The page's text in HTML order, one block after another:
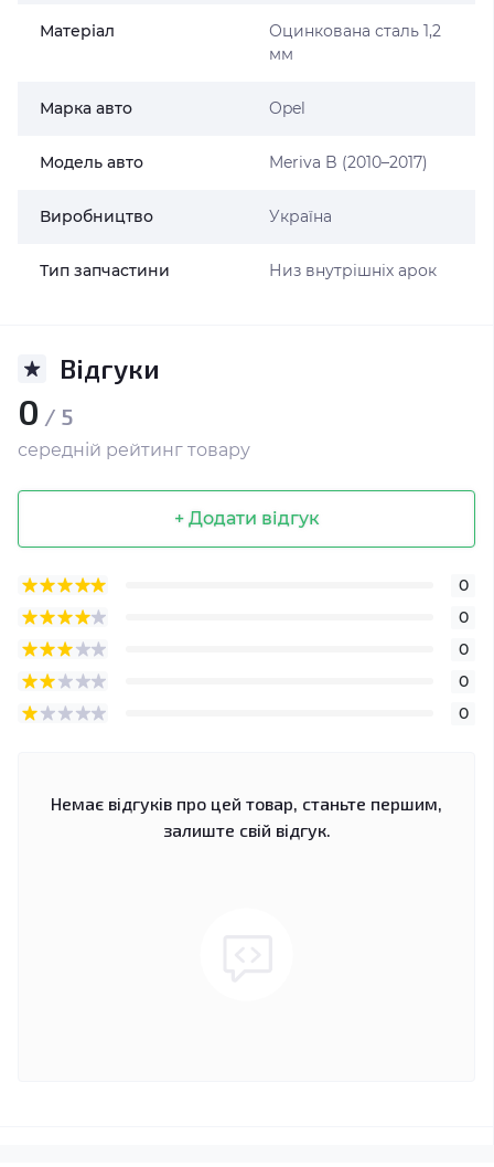
Матеріал
Оцинкована сталь 1,2
мм
Марка авто Opel
Модель авто Meriva B (2010–2017)
Виробництво Україна
Тип запчастини Низ внутрішніх арок
Відгуки
0 / 5
середній рейтинг товару
+ Додати відгук
0
0
0
0
0
Немає відгуків про цей товар, станьте першим,
залиште свій відгук.